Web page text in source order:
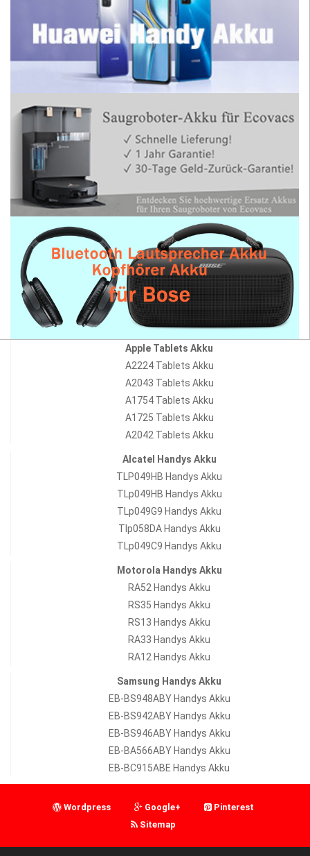
Apple Tablets Akku
A2224 Tablets Akku
A2043 Tablets Akku
A1754 Tablets Akku
A1725 Tablets Akku
A2042 Tablets Akku
Alcatel Handys Akku
TLP049HB Handys Akku
TLp049HB Handys Akku
TLp049G9 Handys Akku
Tlp058DA Handys Akku
TLp049C9 Handys Akku
Motorola Handys Akku
RA52 Handys Akku
RS35 Handys Akku
RS13 Handys Akku
RA33 Handys Akku
RA12 Handys Akku
Samsung Handys Akku
EB-BS948ABY Handys Akku
EB-BS942ABY Handys Akku
EB-BS946ABY Handys Akku
EB-BA566ABY Handys Akku
EB-BC915ABE Handys Akku
Wordpress Google+
Pinterest
Sitemap